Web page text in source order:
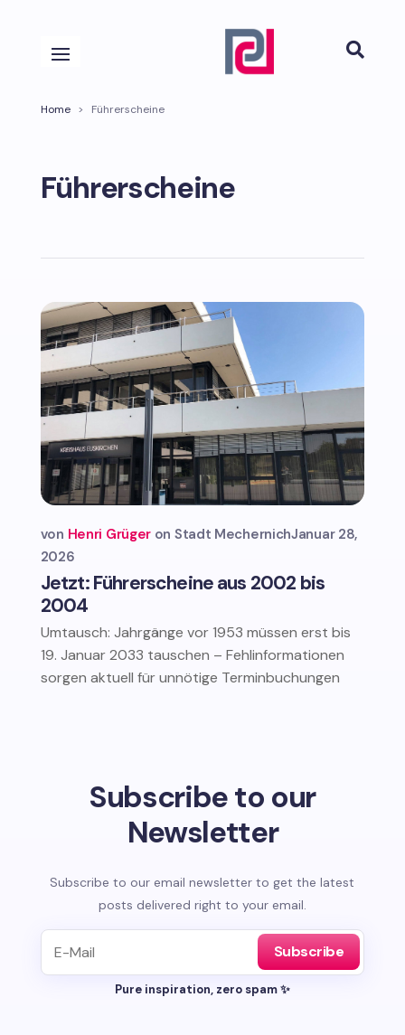

Home > Führerscheine
Führerscheine
Jetzt: Führerscheine aus 2002 bis
2004
von Henri Grüger Stadt MechernichJanuar 28,
2026
Umtausch: Jahrgänge vor 1953 müssen erst bis
19. Januar 2033 tauschen – Fehlinformationen
sorgen aktuell für unnötige Terminbuchungen
Subscribe to our
Newsletter
Subscribe to our email newsletter to get the latest
posts delivered right to your email.
Subscribe
Pure inspiration, zero spam ✨